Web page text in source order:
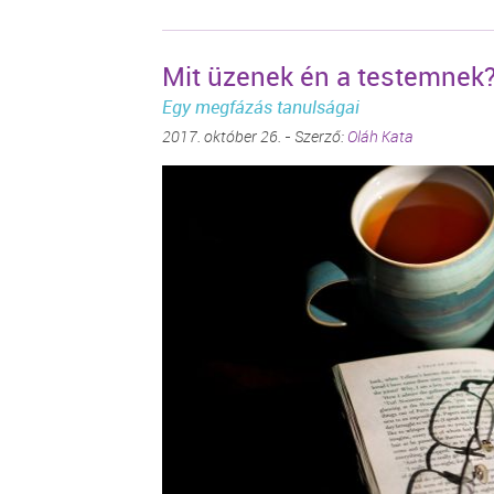
Mit üzenek én a
Egy megfázás tanulságai
2017. október 26. - Szerző: Oláh Kata